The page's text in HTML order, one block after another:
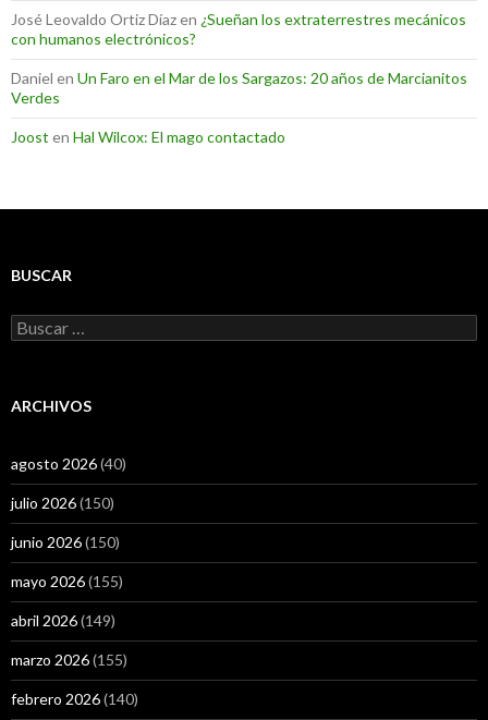
José Leovaldo Ortiz Díazen ¿Sueñan los extraterrestres mecánicos
con humanos electrónicos?
Daniel en Un Faro en el Mar de los Sargazos: 20 años de Marcianitos
Verdes
Joost en Hal Wilcox: El mago contactado
BUSCAR
Buscar:
ARCHIVOS
agosto 2026(40)
julio 2026(150)
junio 2026(150)
mayo 2026(155)
abril 2026(149)
marzo 2026(155)
febrero 2026(140)